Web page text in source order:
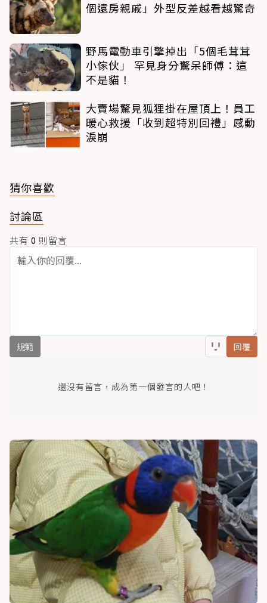
個遠房親戚」外型反差越看越驚奇
野馬電動車引擎掉出「5個毛茸茸
小傢伙」 罕見身分驚呆師傅：這
不是貓！
大賣場驚見狐狸掛在屋頂上！員工
暖心救援「收到超特別回禮」感動
淚崩
猜你喜歡
討論區
共有 0 則留言
規範 回覆
還沒有留言，成為第一個發言的人吧！